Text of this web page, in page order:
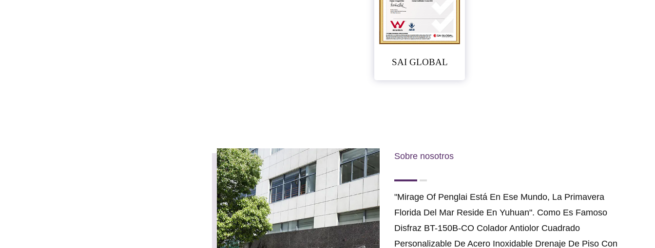
SAI GLOBAL
Sobre nosotros
"Mirage Of Penglai Está En Ese Mundo, La Primavera
Florida Del Mar Reside En Yuhuan". Como Es Famoso
Disfraz BT-150B-CO Colador Antiolor Cuadrado
Personalizable De Acero Inoxidable Drenaje De Piso Con